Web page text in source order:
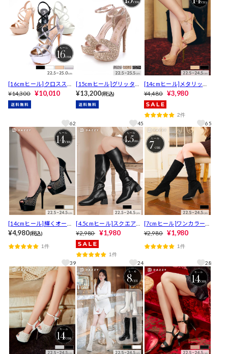
[16cmヒール]クロススト
ラップキャバヒールサン
ダル[9005][Blue Butterfl
y]
¥14,300 ¥10,010
62
[15cmヒール]グリッター
ラメプラットフォームキ
ャバヒールサンダル[9001
a][COMEX]
¥13,200(税込)
45
[14cmヒール]メタリック
ラメグリッターストラッ
プ付きオープントゥキャ
バヒールサンダル[dazzy
オリジナル]
¥4,480 ¥3,980
2件
65
[14cmヒール]輝くオーロ
ラストーンメッシュオー
ンプス[dazzyオリジナル]
¥4,980(税込)
1件
39
[4.5cmヒール]スクエアト
ゥチャンキーヒールロン
グブーツ
¥2,980 ¥1,980
1件
24
[7cmヒール]ワンカラース
エードロングブーツ
¥2,980 ¥1,980
1件
28